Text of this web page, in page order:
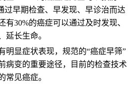
过早期检查、早发现、早诊治而达
有30%的癌症可以通过及时发现、
延长生命。
明显症状表现，规范的“癌症早筛”
病变的重要途径，目前的检查技术
常见癌症。